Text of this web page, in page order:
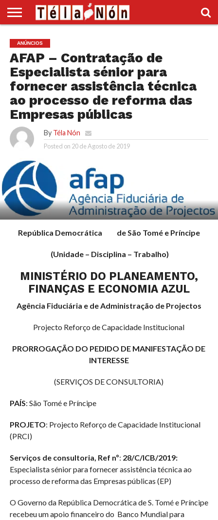
POLÍTICA
ECONOMIA
SOCIEDADE
CULTURA
DESPORTO
SUPLEMENTO
VÍDEOS
ANÚNCIOS
DIVERSOS
ANÚNCIOS
AFAP – Contratação de
Especialista sénior para
fornecer assistência técnica
ao processo de reforma das
Empresas públicas
By Téla Nón
Posted on 20 de Agosto de 2019
República Democrática de São Tomé e Príncipe
(Unidade – Disciplina – Trabalho)
MINISTÉRIO DO PLANEAMENTO,
FINANÇAS E ECONOMIA AZUL
Agência Fiduciária e de Administração de Projectos
Projecto Reforço de Capacidade Institucional
PRORROGAÇÃO DO PEDIDO DE MANIFESTAÇÃO DE
INTERESSE
(SERVIÇOS DE CONSULTORIA)
PAÍS: São Tomé e Príncipe
PROJETO: Projecto Reforço de Capacidade Institucional
(PRCI)
Serviços de consultoria, Ref nº: 28/C/ICB/2019:
Especialista sénior para fornecer assistência técnica ao
processo de reforma das Empresas públicas (EP)
O Governo da República Democrática de S. Tomé e Príncipe
recebeu um apoio financeiro do Banco Mundial para